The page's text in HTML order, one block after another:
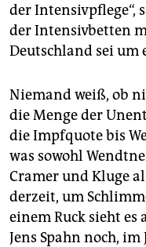
der Intensivpflege“,
der Intensivbetten
Deutschland sei um
Niemand weiß, ob
die Menge der
die Impfquote bis
was sowohl
Cramer und Kluge
derzeit, um
einem Ruck sieht es
Jens Spahn noch, im